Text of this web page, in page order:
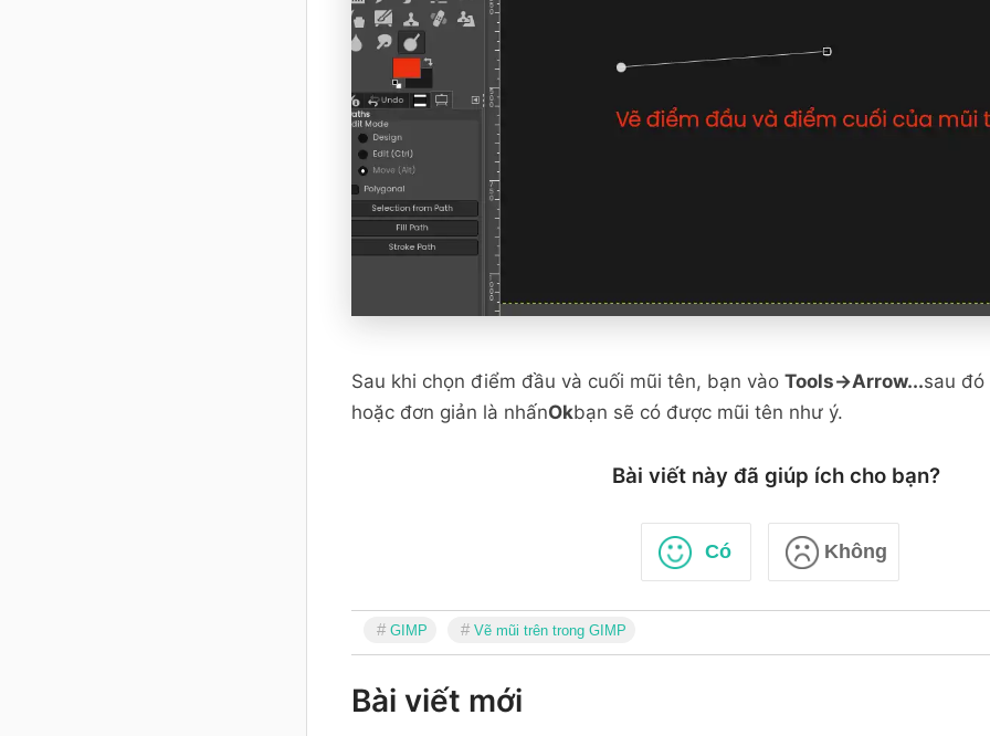
Sau khi chọn điểm đầu và cuối mũi tên, bạn vào Tools->Arrow...sau
hoặc đơn giản là nhấnOkbạn sẽ có được mũi tên như ý.
Bài viết này đã giúp ích cho bạn?
Có Không
GIMP Vẽ mũi trên trong GIMP
Bài viết mới